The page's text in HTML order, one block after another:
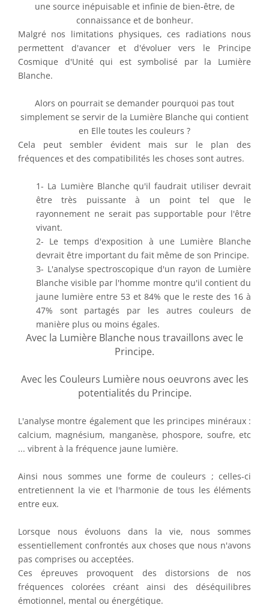
une source inépuisable et infinie de bien-être, de
connaissance et de bonheur.
Malgré nos limitations physiques, ces radiations nous
permettent d'avancer et d'évoluer vers le Principe
Cosmique d'Unité qui est symbolisé par la Lumière
Blanche.
Alors on pourrait se demander pourquoi pas tout
simplement se servir de la Lumière Blanche qui contient
en Elle toutes les couleurs ?
Cela peut sembler évident mais sur le plan des
fréquences et des compatibilités les choses sont autres.
1- La Lumière Blanche qu'il faudrait utiliser devrait
être très puissante à un point tel que le
rayonnement ne serait pas supportable pour l'être
vivant.
2- Le temps d'exposition à une Lumière Blanche
devrait être important du fait même de son Principe.
3- L'analyse spectroscopique d'un rayon de Lumière
Blanche visible par l'homme montre qu'il contient du
jaune lumière entre 53 et 84% que le reste des 16 à
47% sont partagés par les autres couleurs de
manière plus ou moins égales.
Avec la Lumière Blanche nous travaillons avec le
Principe.
Avec les Couleurs Lumière nous oeuvrons avec les
potentialités du Principe.
L'analyse montre également que les principes minéraux :
calcium, magnésium, manganèse, phospore, soufre, etc
... vibrent à la fréquence jaune lumière.
Ainsi nous sommes une forme de couleurs ; celles-ci
entretiennent la vie et l'harmonie de tous les éléments
entre eux.
Lorsque nous évoluons dans la vie, nous sommes
essentiellement confrontés aux choses que nous n'avons
pas comprises ou acceptées.
Ces épreuves provoquent des distorsions de nos
fréquences colorées créant ainsi des déséquilibres
émotionnel, mental ou énergétique.